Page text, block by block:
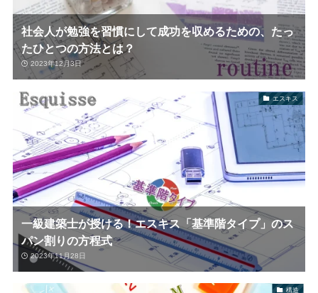
社会人が勉強を習慣にして成功を収めるための、たっ
たひとつの方法とは？
2023年12月3日
エスキス
一級建築士が授ける！エスキス「基準階タイプ」のス
パン割りの方程式
2023年11月28日
構造